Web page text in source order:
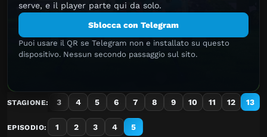
serve, e il player parte qui da solo.
Sblocca con Telegram
Puoi usare il QR se Telegram non e installato su questo
dispositivo. Nessun secondo passaggio sul sito.
STAGIONE:
1 2 3 4 5 6 7 8 9 10 11 12 13
EPISODIO: 1 2 3 4 5